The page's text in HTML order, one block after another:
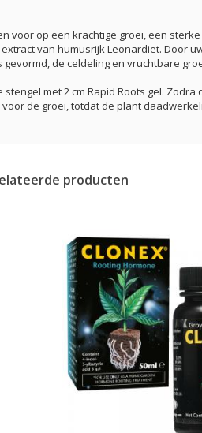
op een krachtige groei, een
van humusrijk Leonardiet. Door
de celdeling en vruchtbare
met 2 cm Rapid Roots gel.
de groei, totdat de plant
producten